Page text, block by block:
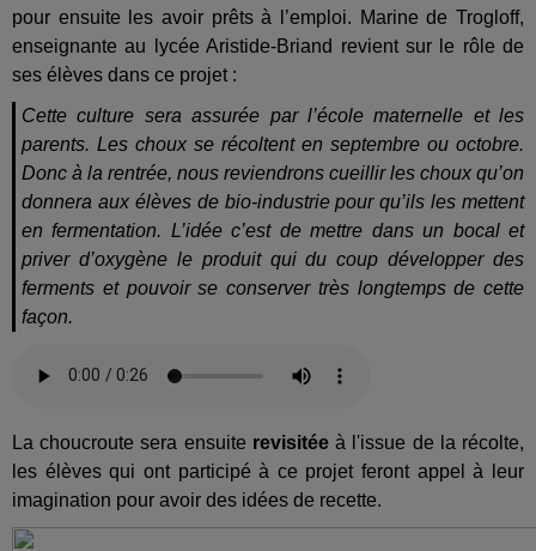
pour ensuite les avoir prêts à l’emploi. Marine de Trogloff,
enseignante au lycée Aristide-Briand revient sur le rôle de
ses élèves dans ce projet :
Cette culture sera assurée par l’école maternelle et les
parents. Les choux se récoltent en septembre ou octobre.
Donc à la rentrée, nous reviendrons cueillir les choux qu’on
donnera aux élèves de bio-industrie pour qu’ils les mettent
en fermentation. L’idée c’est de mettre dans un bocal et
priver d’oxygène le produit qui du coup développer des
ferments et pouvoir se conserver très longtemps de cette
façon.
La choucroute sera ensuite revisitéeà l'issue de la récolte,
les élèves qui ont participé à ce projet feront appel à leur
imagination pour avoir des idées de recette.